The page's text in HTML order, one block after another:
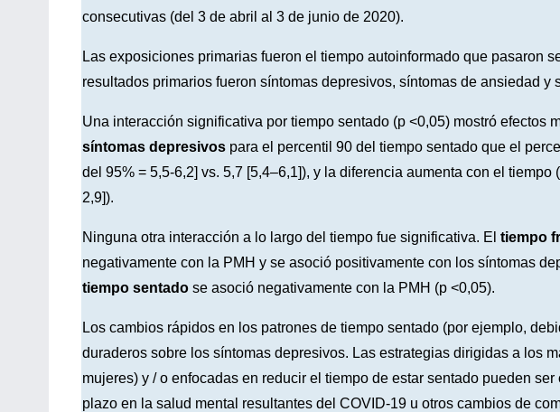
consecutivas (del 3 de abril al 3 de junio de 2020).
Las exposiciones primarias fueron el tiempo autoinformado que pasaron
resultados primarios fueron síntomas depresivos, síntomas de ansiedad y
Una interacción significativa por tiempo sentado (p <0,05) mostró efectos
síntomas depresivos para el percentil 90 del tiempo sentado que el
del 95% = 5,5-6,2] vs. 5,7 [5,4–6,1]), y la diferencia aumenta con el tiempo
2,9]).
Ninguna otra interacción a lo largo del tiempo fue significativa. El tiempo
negativamente con la PMH y se asoció positivamente con los síntomas
tiempo sentado se asoció negativamente con la PMH (p <0,05).
Los cambios rápidos en los patrones de tiempo sentado (por ejemplo,
duraderos sobre los síntomas depresivos. Las estrategias dirigidas a los
mujeres) y / o enfocadas en reducir el tiempo de estar sentado pueden
plazo en la salud mental resultantes del COVID-19 u otros cambios de